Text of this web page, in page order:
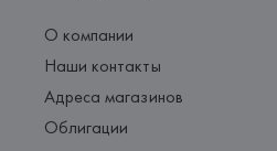
О компании
Наши контакты
Адреса магазинов
Облигации